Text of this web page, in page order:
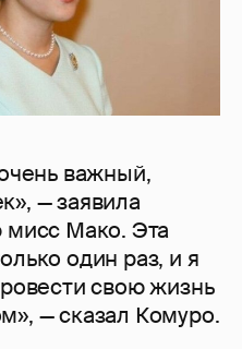
важный,
— заявила
Мако. Эта
один раз, и я
свою жизнь
— сказал Комуро.